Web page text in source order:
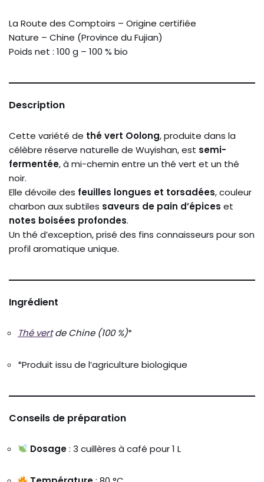
La Route des Comptoirs – Origine certifiée
Nature – Chine (Province du Fujian)
Poids net : 100 g – 100 % bio
Description
Cette variété de thé vert Oolong, produite dans la
célèbre réserve naturelle de Wuyishan, est semi-
fermentée, à mi-chemin entre un thé vert et un thé
noir.
Elle dévoile des feuilles longues et torsadées, couleur
charbon aux subtiles saveurs de pain d’épices et
notes boisées profondes.
Un thé d’exception, prisé des fins connaisseurs pour son
profil aromatique unique.
Ingrédient
Thé vertde Chine (100 %)*
*Produit issu de l’agriculture biologique
Conseils de préparation
Dosage: 3 cuillères à café pour 1 L